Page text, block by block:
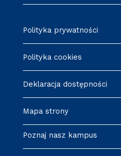
Polityka prywatności
Polityka cookies
Deklaracja dostępności
Mapa strony
Poznaj nasz kampus